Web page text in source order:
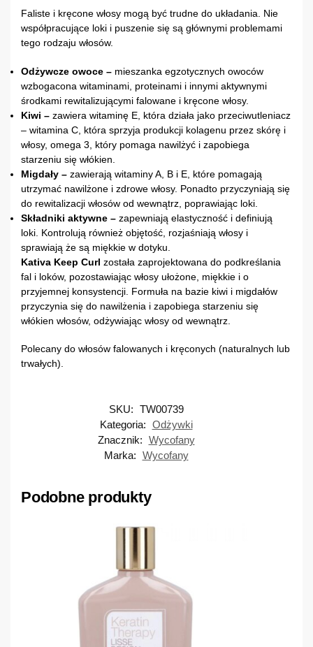
Faliste i kręcone włosy mogą być trudne do układania. Nie
współpracujące loki i puszenie się są głównymi problemami
tego rodzaju włosów.
Odżywcze owoce – mieszanka egzotycznych owoców
wzbogacona witaminami, proteinami i innymi aktywnymi
środkami rewitalizującymi falowane i kręcone włosy.
Kiwi – zawiera witaminę E, która działa jako przeciwutleniacz
– witamina C, która sprzyja produkcji kolagenu przez skórę i
włosy, omega 3, który pomaga nawilżyć i zapobiega
starzeniu się włókien.
Migdały – zawierają witaminy A, B i E, które pomagają
utrzymać nawilżone i zdrowe włosy. Ponadto przyczyniają się
do rewitalizacji włosów od wewnątrz, poprawiając loki.
Składniki aktywne – zapewniają elastyczność i definiują
loki. Kontrolują również objętość, rozjaśniają włosy i
sprawiają że są miękkie w dotyku.
Kativa Keep Curl została zaprojektowana do podkreślania
fal i loków, pozostawiając włosy ułożone, miękkie i o
przyjemnej konsystencji. Formuła na bazie kiwi i migdałów
przyczynia się do nawilżenia i zapobiega starzeniu się
włókien włosów, odżywiając włosy od wewnątrz.
Polecany do włosów falowanych i kręconych (naturalnych lub
trwałych).
SKU: TW00739
Kategoria: Odżywki
Znacznik: Wycofany
Marka: Wycofany
Podobne produkty